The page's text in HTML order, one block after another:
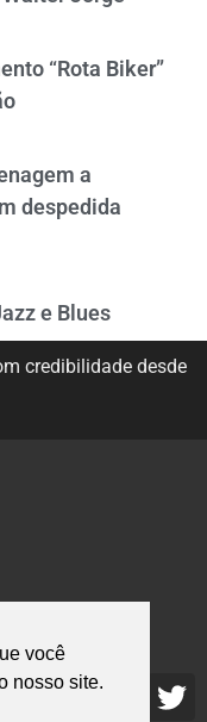
você
nosso site.
“Rota Biker”
a
despedida
e Blues
credibilidade desde